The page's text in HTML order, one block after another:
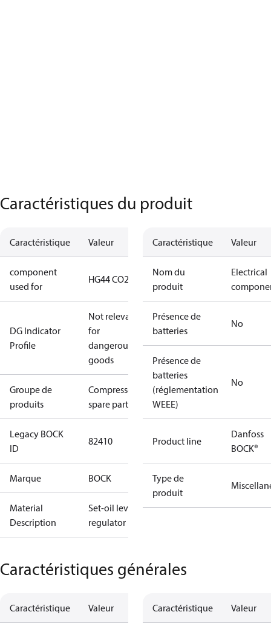
Caractéristiques du produit
Caractéristique Valeur
component
used for
HG44 CO2
DG Indicator
Profile
Not relevant
for
dangerous
goods
Groupe de
produits
Compressors
spare parts
Legacy BOCK
ID
82410
Marque BOCK
Material
Description
Set-oil level
regulator
Caractéristique Valeur
Nom du
produit
Electrical
Présence de
batteries
No
Présence de
batteries
(réglementation
WEEE)
No
Product line
Danfoss
BOCK®
Type de
produit
Caractéristiques générales
Caractéristique Valeur Caractéristique Valeur